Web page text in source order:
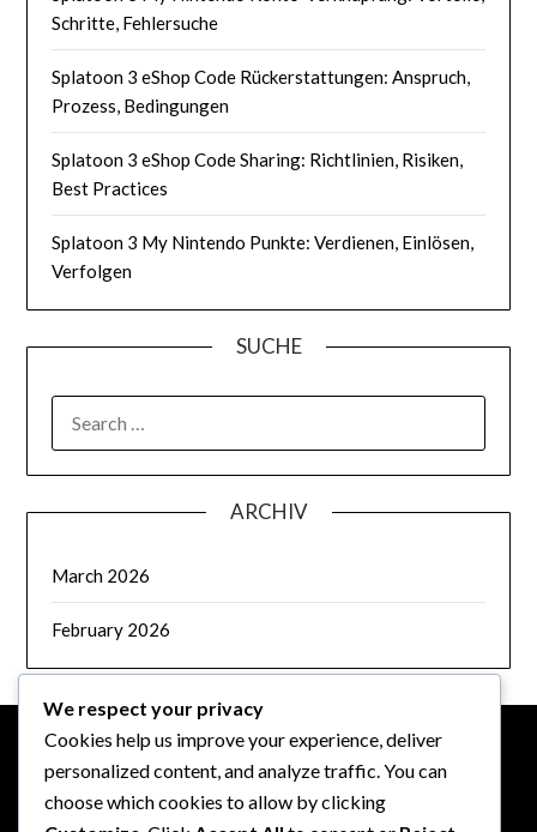
Schritte, Fehlersuche
Splatoon 3 eShop Code Rückerstattungen: Anspruch,
Prozess, Bedingungen
Splatoon 3 eShop Code Sharing: Richtlinien, Risiken,
Best Practices
Splatoon 3 My Nintendo Punkte: Verdienen, Einlösen,
Verfolgen
SUCHE
FOR:
ARCHIV
March 2026
February 2026
RECHTLICHES
We respect your privacy
Cookies help us improve your experience, deliver
personalized content, and analyze traffic. You can
choose which cookies to allow by clicking